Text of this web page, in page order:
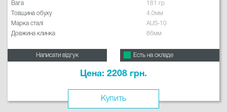
Вага
181 гр
Товщина обуху
4.0мм
Марка сталі
AUS-10
Довжина клинка
86мм
Написати відгук Есть на складе
Цена: 2208 грн.
Купить